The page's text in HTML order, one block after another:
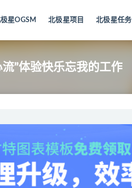
星OGSM 北极星项目 北极星任务
流”体验快乐忘我的工作